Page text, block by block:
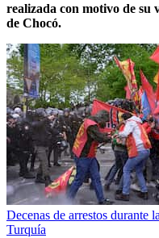
realizada con motivo de su
de Chocó.
Decenas de arrestos durante
Turquía